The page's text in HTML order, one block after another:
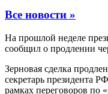
Все новости »
На прошлой неделе
сообщил о продлении
Зерновая сделка
секретарь президента
рамках переговоров по